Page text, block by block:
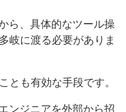
ら、具体的なツール操
岐に渡る必要がありま
とも有効な手段です。
ンジニアを外部から招